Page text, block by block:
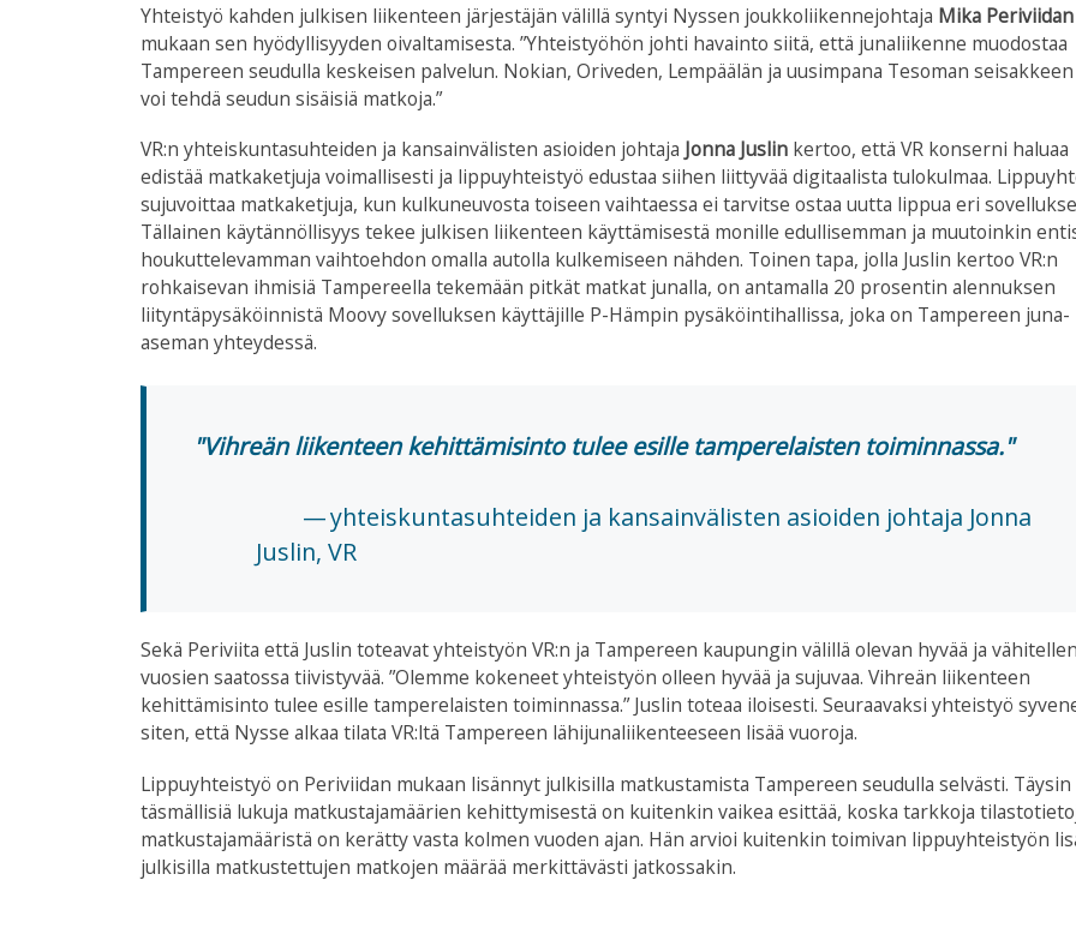
Yhteistyö kahden julkisen liikenteen järjestäjän välillä syntyi Nyssen joukkoliikennejohtaja Mika Periviidan
mukaan sen hyödyllisyyden oivaltamisesta. ”Yhteistyöhön johti havainto siitä, että junaliikenne muodostaa
Tampereen seudulla keskeisen palvelun. Nokian, Oriveden, Lempäälän ja uusimpana Tesoman
voi tehdä seudun sisäisiä matkoja.”
VR:n yhteiskuntasuhteiden ja kansainvälisten asioiden johtaja Jonna Juslin kertoo, että VR konserni haluaa
edistää matkaketjuja voimallisesti ja lippuyhteistyö edustaa siihen liittyvää digitaalista tulokulmaa.
sujuvoittaa matkaketjuja, kun kulkuneuvosta toiseen vaihtaessa ei tarvitse ostaa uutta lippua eri
Tällainen käytännöllisyys tekee julkisen liikenteen käyttämisestä monille edullisemman ja muutoinkin
houkuttelevamman vaihtoehdon omalla autolla kulkemiseen nähden. Toinen tapa, jolla Juslin kertoo VR:n
rohkaisevan ihmisiä Tampereella tekemään pitkät matkat junalla, on antamalla 20 prosentin alennuksen
liityntäpysäköinnistä Moovy sovelluksen käyttäjille P-Hämpin pysäköintihallissa, joka on Tampereen juna-
aseman yhteydessä.
Vihreän liikenteen kehittämisinto tulee esille tamperelaisten toiminnassa.
yhteiskuntasuhteiden ja kansainvälisten asioiden johtaja Jonna
Juslin, VR
Sekä Periviita että Juslin toteavat yhteistyön VR:n ja Tampereen kaupungin välillä olevan hyvää ja vähitellen
vuosien saatossa tiivistyvää. ”Olemme kokeneet yhteistyön olleen hyvää ja sujuvaa. Vihreän liikenteen
kehittämisinto tulee esille tamperelaisten toiminnassa.” Juslin toteaa iloisesti. Seuraavaksi yhteistyö
siten, että Nysse alkaa tilata VR:ltä Tampereen lähijunaliikenteeseen lisää vuoroja.
Lippuyhteistyö on Periviidan mukaan lisännyt julkisilla matkustamista Tampereen seudulla selvästi. Täysin
täsmällisiä lukuja matkustajamäärien kehittymisestä on kuitenkin vaikea esittää, koska tarkkoja
matkustajamääristä on kerätty vasta kolmen vuoden ajan. Hän arvioi kuitenkin toimivan lippuyhteistyön
julkisilla matkustettujen matkojen määrää merkittävästi jatkossakin.